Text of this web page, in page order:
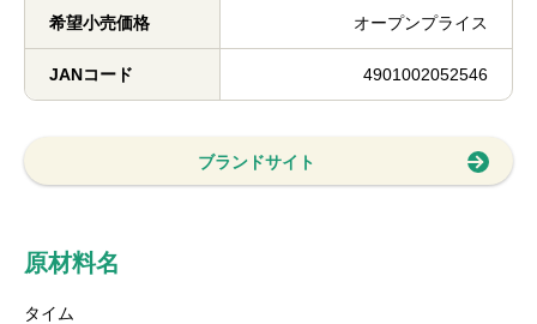
希望小売価格 オープンプライス
JANコード 4901002052546
ブランドサイト
原材料名
タイム